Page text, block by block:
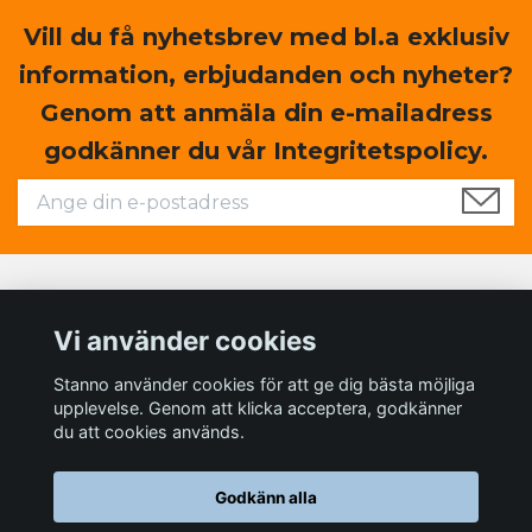
Vill du få nyhetsbrev med bl.a exklusiv
information, erbjudanden och nyheter?
Genom att anmäla din e-mailadress
godkänner du vår Integritetspolicy.
Sociala medier
Vi använder cookies
Stanno använder cookies för att ge dig bästa möjliga
upplevelse. Genom att klicka acceptera, godkänner
du att cookies används.
Godkänn alla